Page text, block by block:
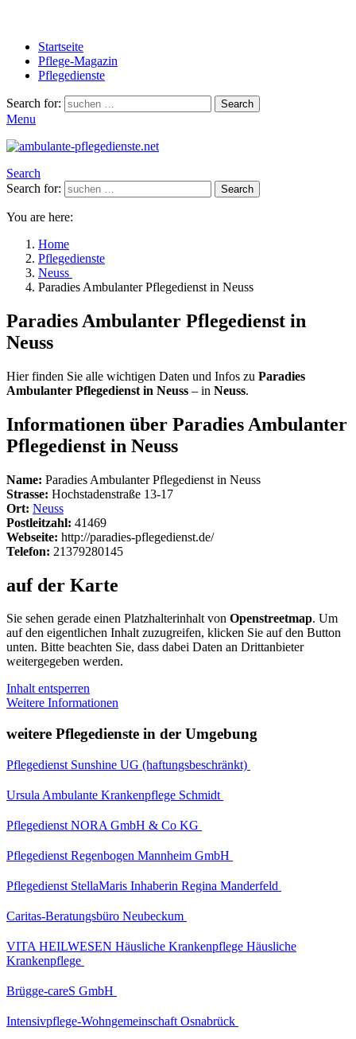
Startseite
Pflege-Magazin
Pflegedienste
Search for: Search
Menu
Search
Search for:
Search
You are here:
Home
Pflegedienste
Neuss
Paradies Ambulanter Pflegedienst in Neuss
Paradies Ambulanter Pflegedienst in
Neuss
Hier finden Sie alle wichtigen Daten und Infos zu Paradies
Ambulanter Pflegedienst in Neuss – in Neuss.
Informationen über Paradies Ambulanter
Pflegedienst in Neuss
Name: Paradies Ambulanter Pflegedienst in Neuss
Strasse: Hochstadenstraße 13-17
Ort: Neuss
Postleitzahl: 41469
Webseite: http://paradies-pflegedienst.de/
Telefon: 21379280145
auf der Karte
Sie sehen gerade einen Platzhalterinhalt von Openstreetmap. Um
auf den eigentlichen Inhalt zuzugreifen, klicken Sie auf den Button
unten. Bitte beachten Sie, dass dabei Daten an Drittanbieter
weitergegeben werden.
Inhalt entsperren
Weitere Informationen
weitere Pflegedienste in der Umgebung
Pflegedienst Sunshine UG (haftungsbeschränkt)
Ursula Ambulante Krankenpflege Schmidt
Pflegedienst NORA GmbH & Co KG
Pflegedienst Regenbogen Mannheim GmbH
Pflegedienst StellaMaris Inhaberin Regina Manderfeld
Caritas-Beratungsbüro Neubeckum
VITA HEILWESEN Häusliche Krankenpflege Häusliche
Krankenpflege
Brügge-careS GmbH
Intensivpflege-Wohngemeinschaft Osnabrück